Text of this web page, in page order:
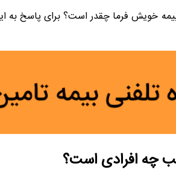
خویش فرما چقدر است؟ برای پاسخ به
چه افرادی است؟